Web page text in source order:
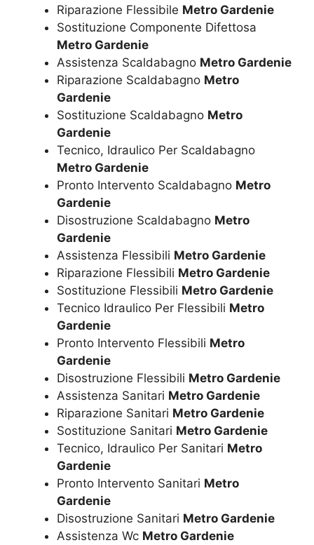
Riparazione Flessibile Metro Gardenie
Sostituzione Componente Difettosa
Metro Gardenie
Assistenza Scaldabagno Metro Gardenie
Riparazione Scaldabagno Metro
Gardenie
Sostituzione Scaldabagno Metro
Gardenie
Tecnico, Idraulico Per Scaldabagno
Metro Gardenie
Pronto Intervento Scaldabagno Metro
Gardenie
Disostruzione Scaldabagno Metro
Gardenie
Assistenza Flessibili Metro Gardenie
Riparazione Flessibili Metro Gardenie
Sostituzione Flessibili Metro Gardenie
Tecnico Idraulico Per Flessibili Metro
Gardenie
Pronto Intervento Flessibili Metro
Gardenie
Disostruzione Flessibili Metro Gardenie
Assistenza Sanitari Metro Gardenie
Riparazione Sanitari Metro Gardenie
Sostituzione Sanitari Metro Gardenie
Tecnico, Idraulico Per Sanitari Metro
Gardenie
Pronto Intervento Sanitari Metro
Gardenie
Disostruzione Sanitari Metro Gardenie
Assistenza Wc Metro Gardenie